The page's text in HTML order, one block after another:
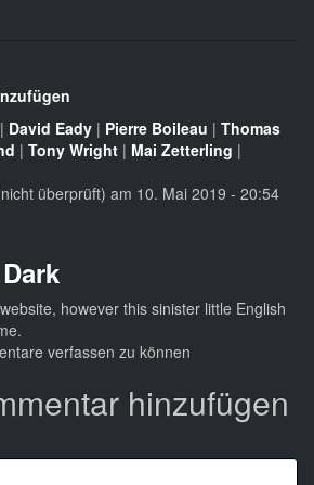
| David Eady | Pierre Boileau | Thomas
| Tony Wright | Mai Zetterling |
überprüft) am 10. Mai 2019 - 20:54
however this sinister little English
verfassen zu können
hinzufügen